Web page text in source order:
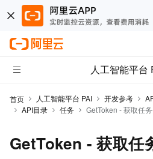
人工智能平台
首页 人工智能平台 PAI 开发参考
API目录
任务 GetToken - 获取任
GetToken - 获取任